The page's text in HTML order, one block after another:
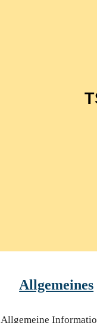
Allgemeines
Allgemeine